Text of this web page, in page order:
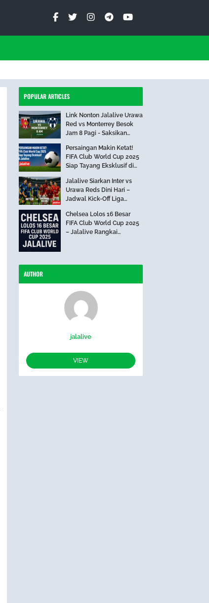
POPULAR ARTICLES
Link Nonton Jalalive Urawa
Red vs Monterrey Besok
Jam 8 Pagi - Saksikan
Persaingan Makin Ketat!
FIFA Club World Cup 2025
Siap Tayang Eksklusif di
Jalalive Siarkan Inter vs
Urawa Reds Dini Hari –
Jadwal Kick-Off Liga
Chelsea Lolos 16 Besar
FIFA Club World Cup 2025
– Jalalive Rangkai
AUTHOR
jalalive
VIEW